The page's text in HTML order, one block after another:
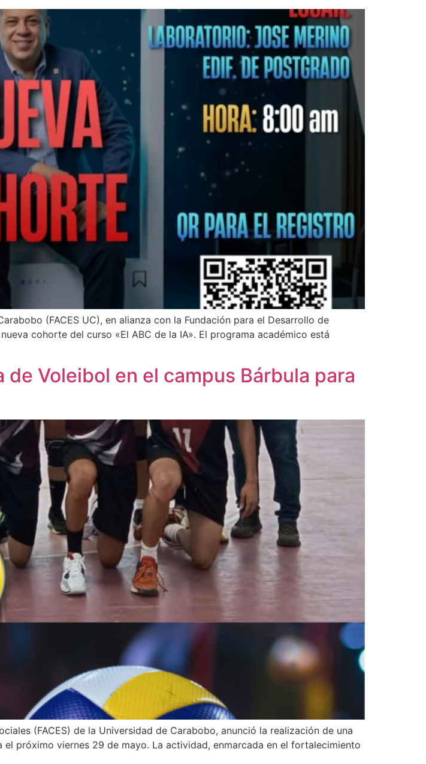
(FACES UC), en alianza con la Fundación para el Desarrollo de
cohorte del curso «El ABC de la IA». El programa académico está
Voleibol en el campus Bárbula para
(FACES) de la Universidad de Carabobo, anunció la realización de una
próximo viernes 29 de mayo. La actividad, enmarcada en el fortalecimiento